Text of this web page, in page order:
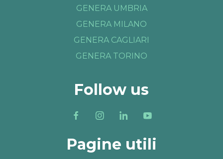
GENERA UMBRIA
GENERA MILANO
GENERA CAGLIARI
GENERA TORINO
Follow us
Pagine utili